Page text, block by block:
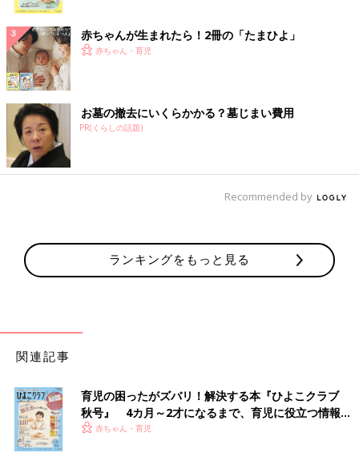
赤ちゃんが生まれたら！2冊の「たまひよ」
赤ちゃん・育児
お墓の撤去にいくらかかる？墓じまい費用
PR(くらしの話題)
Recommended by
ランキングをもっと見る
関連記事
育児の困ったがズバリ！解決する本『ひよこクラブ
秋号』 4カ月～2才になるまで、育児に役立つ情報が
いっぱい！
赤ちゃん・育児